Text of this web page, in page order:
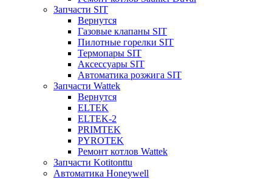
Запчасти SIT
Вернутся
Газовые клапаны SIT
Пилотные горелки SIT
Термопары SIT
Аксессуары SIT
Автоматика розжига SIT
Запчасти Wattek
Вернутся
ELTEK
ELTEK-2
PRIMTEK
PYROTEK
Ремонт котлов Wattek
Запчасти Kotitonttu
Автоматика Honeywеll